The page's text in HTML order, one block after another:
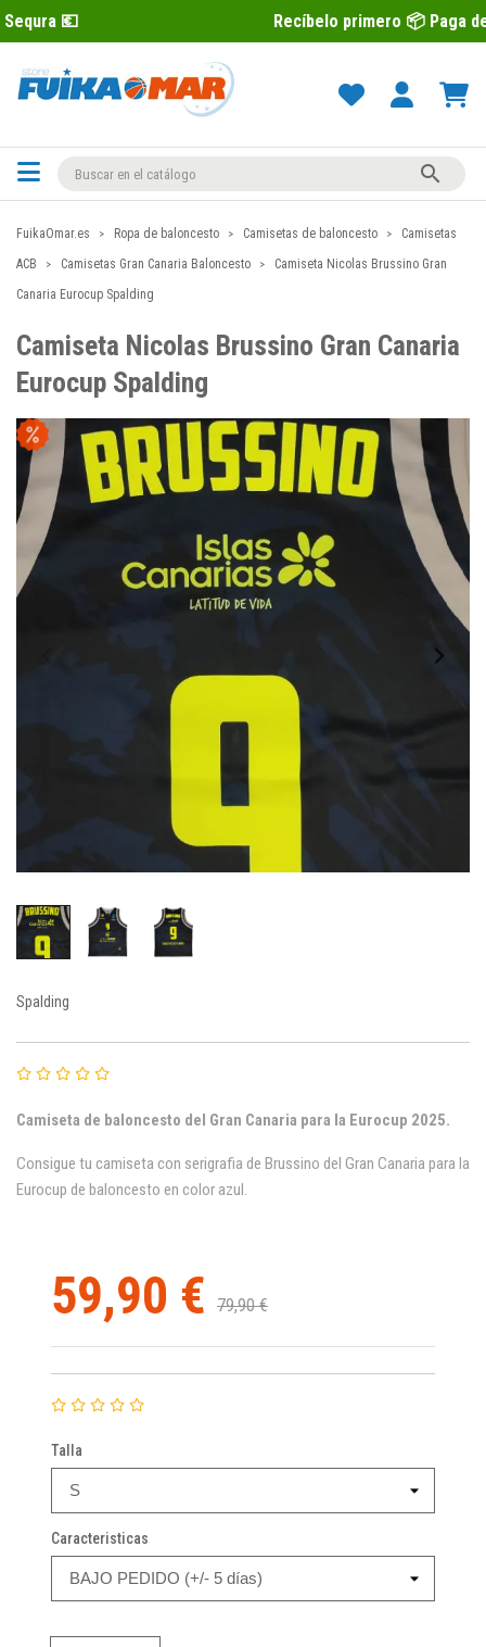
Recíbelo primero 📦 Paga después con

FuikaOmar.es Ropa de baloncesto Camisetas de baloncesto
Camisetas
ACB
Camisetas Gran Canaria Baloncesto
Camiseta Nicolas Brussino Gran
Canaria Eurocup Spalding
Camiseta Nicolas Brussino Gran Canaria
Eurocup Spalding
Spalding
Camiseta de baloncesto del Gran Canaria para la Eurocup 2025.
Consigue tu camiseta con serigrafia de Brussino del Gran Canaria para la
Eurocup de baloncesto en color azul.
59,90 € 79,90 €
Talla
Caracteristicas